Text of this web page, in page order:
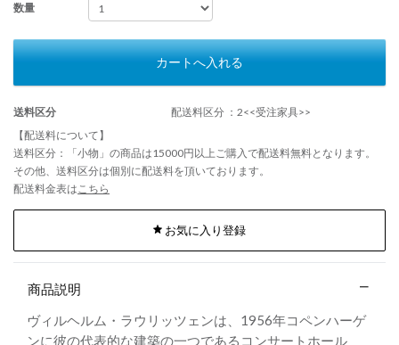
数量
カートへ入れる
送料区分
配送料区分 ：2<<受注家具>>
【配送料について】
送料区分：「小物」の商品は15000円以上ご購入で配送料無料となります。
その他、送料区分は個別に配送料を頂いております。
配送料金表はこちら
お気に入り登録
商品説明
ヴィルヘルム・ラウリッツェンは、1956年コペンハーゲ
ンに彼の代表的な建築の一つであるコンサートホール